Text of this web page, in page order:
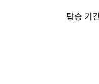
탑승 기